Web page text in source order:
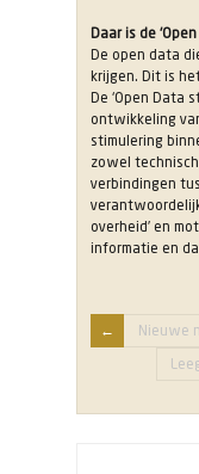
Daar is de
De open data
krijgen. Dit is
De ‘Open Data
ontwikkeling
stimulering
zowel
verbindingen
overheid’ en
informatie en
Nieuwe